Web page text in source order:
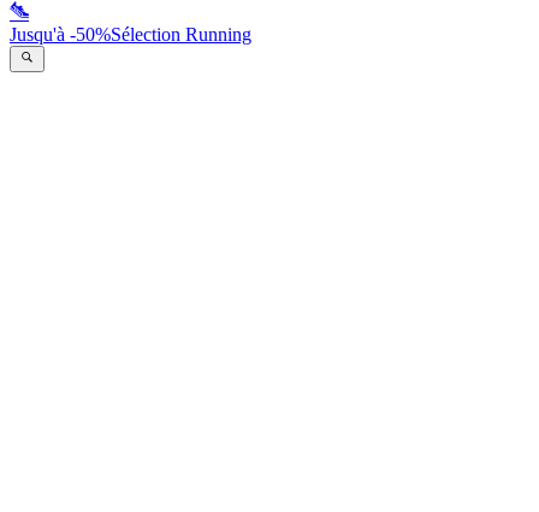
Jusqu'à -50%Sélection Running